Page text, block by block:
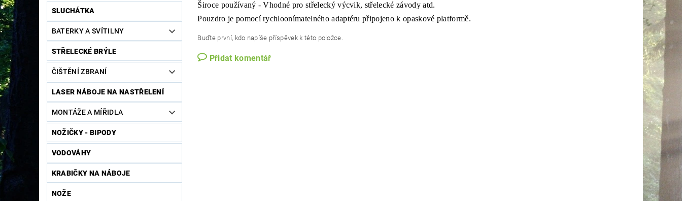
SLUCHÁTKA
BATERKY A SVÍTILNY
STŘELECKÉ BRÝLE
ČIŠTĚNÍ ZBRANÍ
LASER NÁBOJE NA NASTŘELENÍ
MONTÁŽE A MÍŘIDLA
NOŽIČKY - BIPODY
VODOVÁHY
KRABIČKY NA NÁBOJE
NOŽE
Široce používaný - Vhodné pro střelecký výcvik, střelecké závody atd.
Pouzdro je pomocí rychloonímatelného adaptéru připojeno k opaskové platformě.
Buďte první, kdo napíše příspěvek k této položce.
Přidat komentář